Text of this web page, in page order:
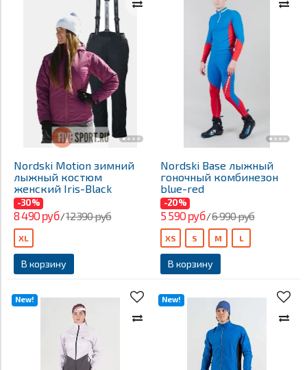
Nordski Motion зимний
лыжный костюм
женский Iris-Black
-30%
8 490 руб/12 390 руб
В корзину
XL
Nordski Base лыжный
гоночный комбинезон
blue-red
-20%
5 590 руб/6 990 руб
В корзину
XS S M L
New! New!